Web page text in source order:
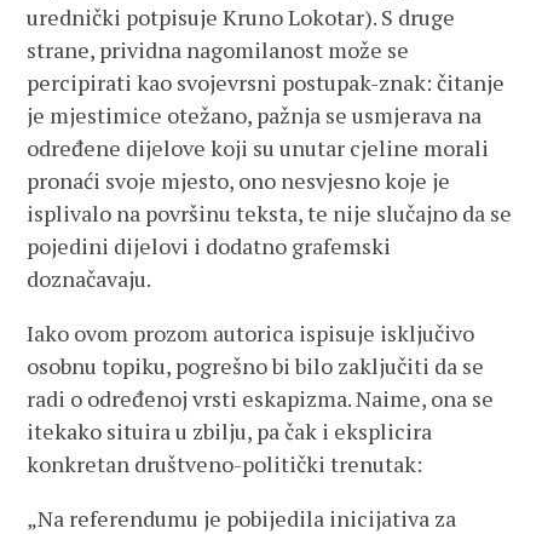
urednički potpisuje Kruno Lokotar). S druge
strane, prividna nagomilanost može se
percipirati kao svojevrsni postupak-znak: čitanje
je mjestimice otežano, pažnja se usmjerava na
određene dijelove koji su unutar cjeline morali
pronaći svoje mjesto, ono nesvjesno koje je
isplivalo na površinu teksta, te nije slučajno da se
pojedini dijelovi i dodatno grafemski
doznačavaju.
Iako ovom prozom autorica ispisuje isključivo
osobnu topiku, pogrešno bi bilo zaključiti da se
radi o određenoj vrsti eskapizma. Naime, ona se
itekako situira u zbilju, pa čak i eksplicira
konkretan društveno-politički trenutak:
„Na referendumu je pobijedila inicijativa za